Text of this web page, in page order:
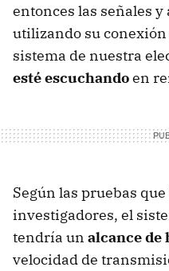
entonces las señales
utilizando su conexión
sistema de nuestra
esté escuchandoen
Según las pruebas
investigadores, el
tendría un alcance de
velocidad de